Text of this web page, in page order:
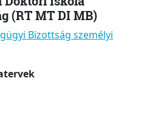
(RT MT DI MB)
Bizottság személyi